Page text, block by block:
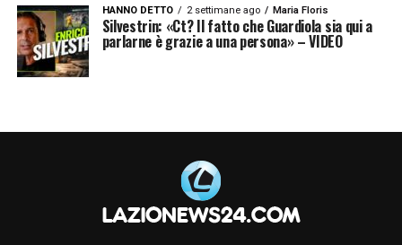
LA PLAYLIST DELLE NOSTRE TOP NEWS
HANNO DETTO 2 settimane ago Maria Floris
Silvestrin: «Ct? Il fatto che Guardiola sia qui a
parlarne è grazie a una persona» – VIDEO